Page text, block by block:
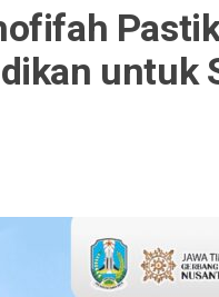
untuk